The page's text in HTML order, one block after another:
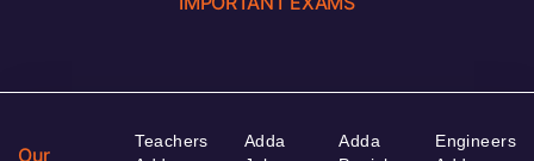
Our
Teachers
Adda
Adda
Engineers